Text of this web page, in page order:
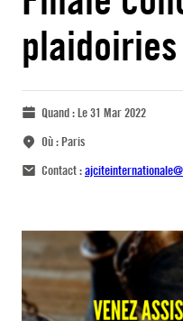
plaidoiries
Quand :Le 31 Mar 2022
Où :Paris
Contact :